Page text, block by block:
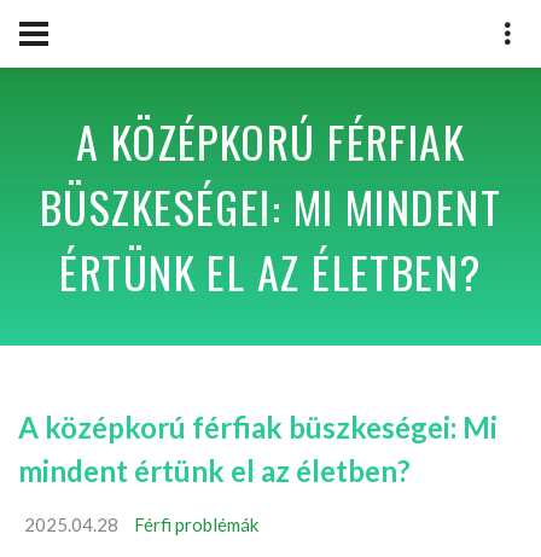
A KÖZÉPKORÚ FÉRFIAK
BÜSZKESÉGEI: MI MINDENT
ÉRTÜNK EL AZ ÉLETBEN?
A középkorú férfiak büszkeségei: Mi
mindent értünk el az életben?
2025.04.28 Férfi problémák